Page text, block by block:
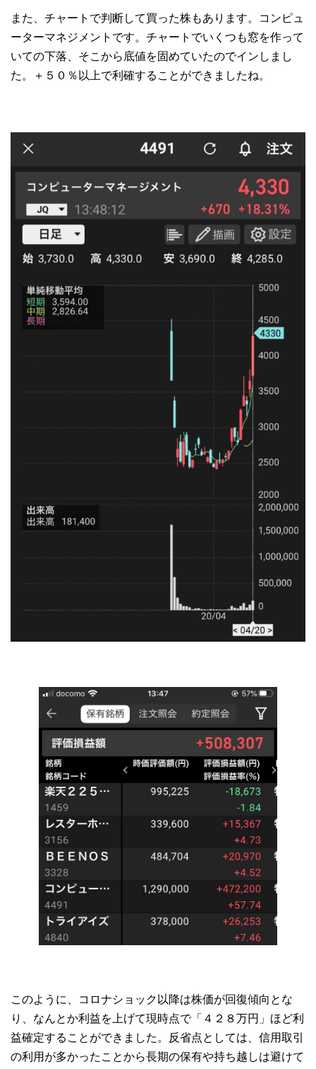
また、チャートで判断して買った株もあります。コンピュ
ーターマネジメントです。チャートでいくつも窓を作って
いての下落、そこから底値を固めていたのでインしまし
た。＋５０％以上で利確することができましたね。
このように、コロナショック以降は株価が回復傾向とな
り、なんとか利益を上げて現時点で「４２８万円」ほど利
益確定することができました。反省点としては、信用取引
の利用が多かったことから長期の保有や持ち越しは避けて